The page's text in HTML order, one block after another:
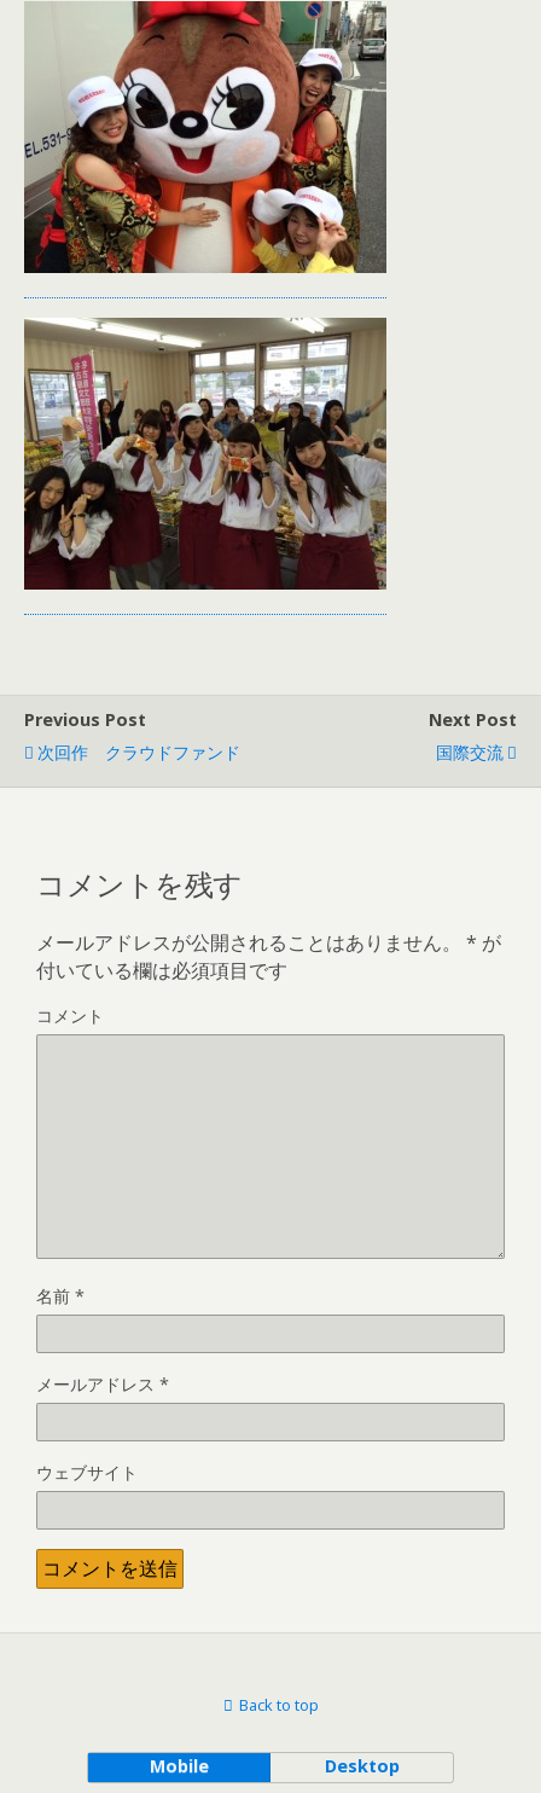
Previous Post
次回作 クラウドファンド
Next Post
国際交流
コメントを残す
メールアドレスが公開されることはありません。 * が
付いている欄は必須項目です
コメント
名前 *
メールアドレス *
ウェブサイト
Back to top
Mobile Desktop